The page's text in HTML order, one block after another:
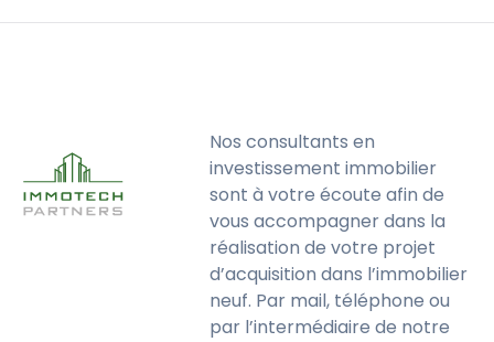
Nos consultants en
investissement immobilier
sont à votre écoute afin de
vous accompagner dans la
réalisation de votre projet
d’acquisition dans l’immobilier
neuf. Par mail, téléphone ou
par l’intermédiaire de notre